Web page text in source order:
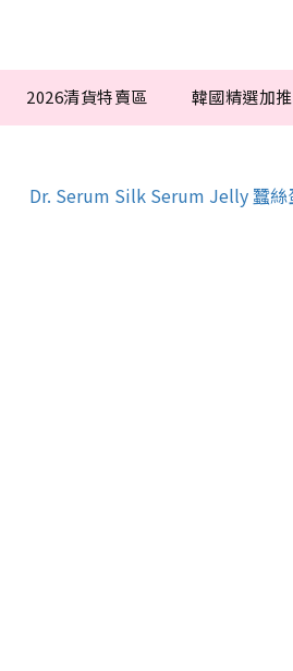
2026清貨特賣區 韓國精選加